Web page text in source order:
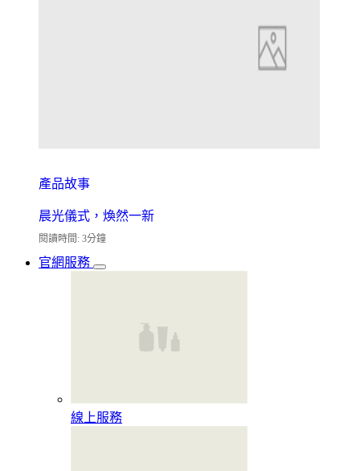
產品故事
晨光儀式，煥然一新
閱讀時間: 3分鐘
官網服務
線上服務